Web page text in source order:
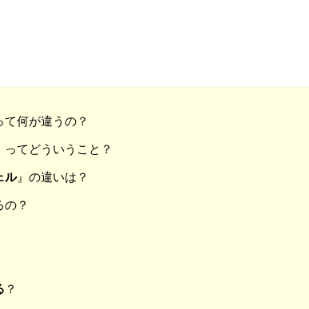
て何が違うの？
ってどういうこと？
ル』の違いは？
？
？